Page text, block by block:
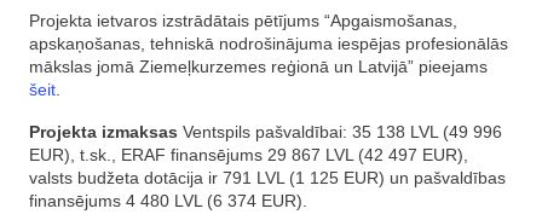
Projekta ietvaros izstrādātais pētījums “Apgaismošanas,
apskaņošanas, tehniskā nodrošinājuma iespējas profesionālās
mākslas jomā Ziemeļkurzemes reģionā un Latvijā” pieejams
šeit
Projekta izmaksas Ventspils pašvaldībai: 35 138 LVL (49 996
EUR), t.sk., ERAF finansējums 29 867 LVL (42 497 EUR),
valsts budžeta dotācija ir 791 LVL (1 125 EUR) un pašvaldības
finansējums 4 480 LVL (6 374 EUR).